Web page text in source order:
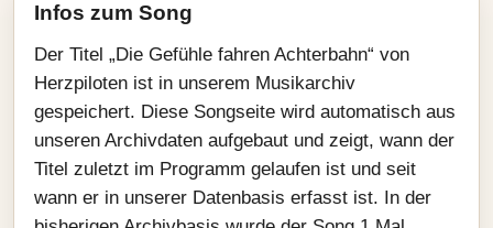
Infos zum Song
Der Titel „Die Gefühle fahren Achterbahn“ von
Herzpiloten ist in unserem Musikarchiv
gespeichert. Diese Songseite wird automatisch aus
unseren Archivdaten aufgebaut und zeigt, wann der
Titel zuletzt im Programm gelaufen ist und seit
wann er in unserer Datenbasis erfasst ist. In der